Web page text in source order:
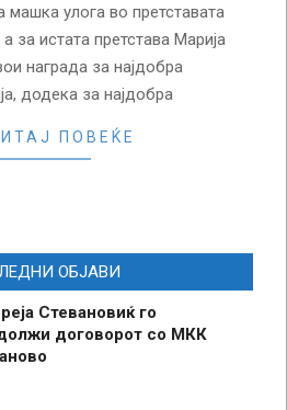
машка улога во претставата
за истата претстава Марија
награда за најдобра
додека за најдобра
ПОВЕЌЕ
ОБЈАВИ
Стевановиќ го
договорот со МКК